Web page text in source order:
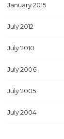
January 2015
July 2012
July 2010
July 2006
July 2005
July 2004